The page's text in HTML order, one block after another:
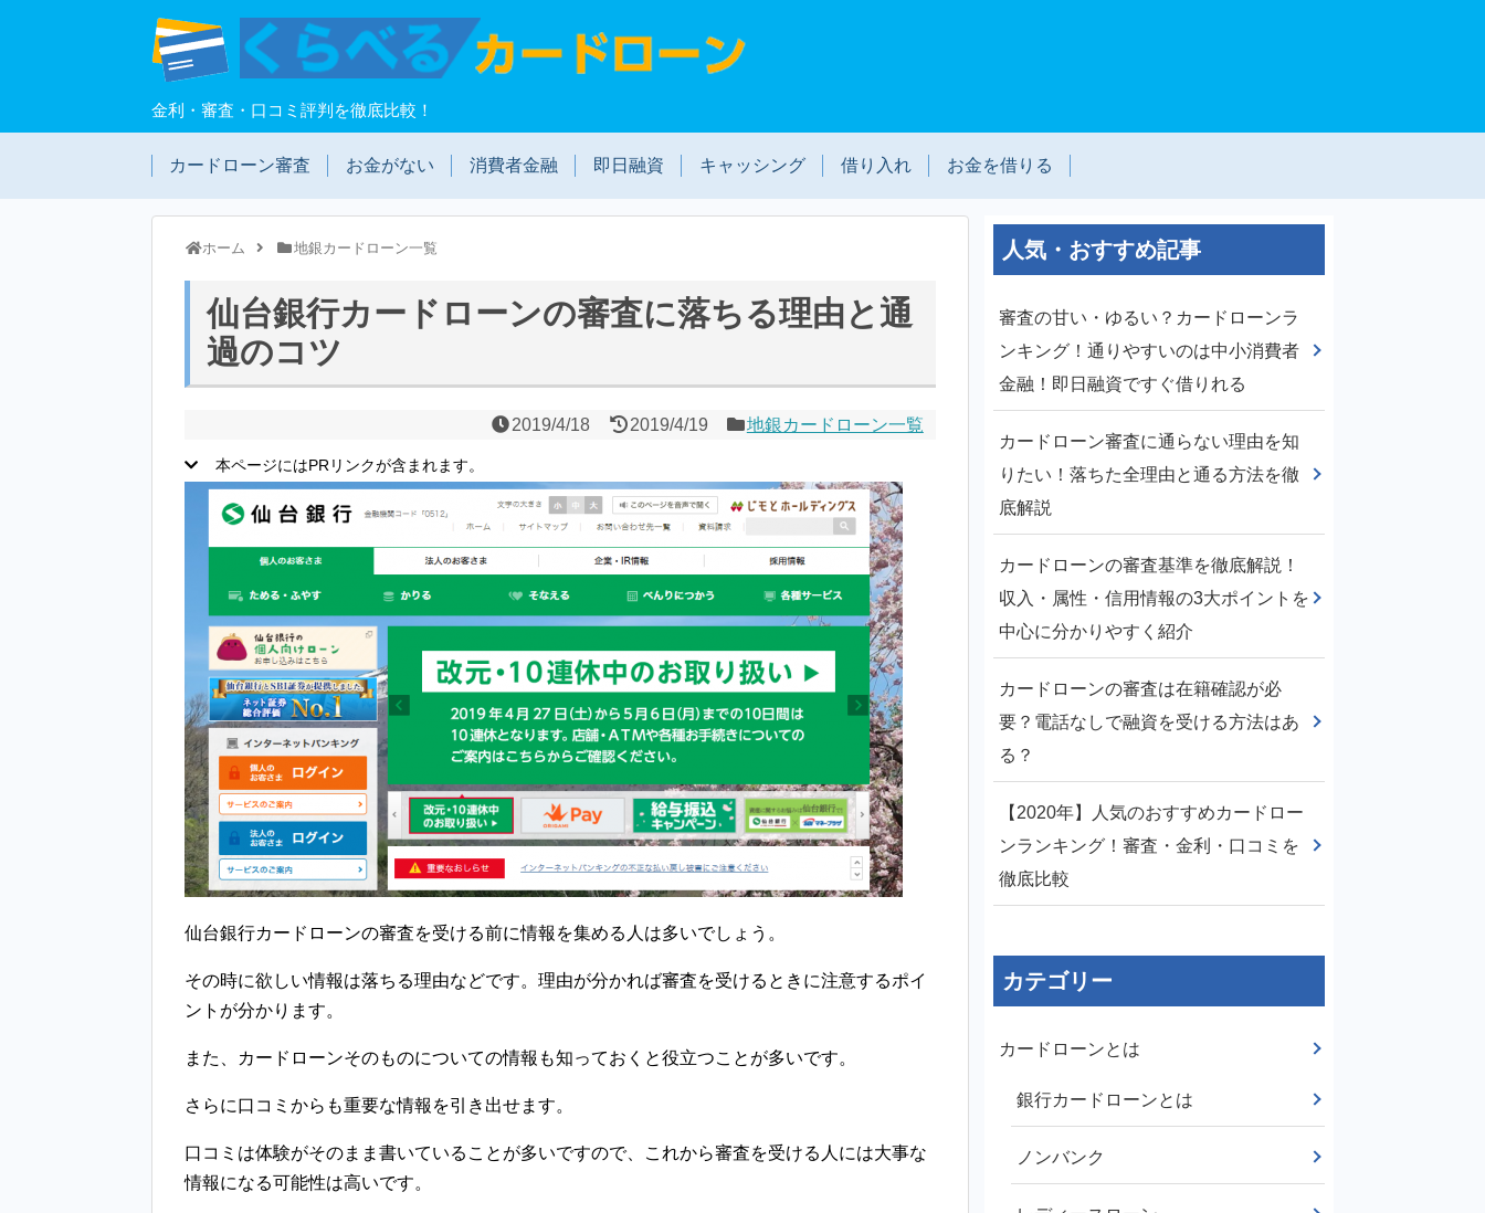
金利・審査・口コミ評判を徹底比較！
カードローン審査 お金がない 消費者金融 即日融資 キャッシング 借り入れ お金を借りる
ホーム 地銀カードローン一覧
仙台銀行カードローンの審査に落ちる理由と通
過のコツ
2019/4/18 2019/4/19 地銀カードローン一覧
本ページにはPRリンクが含まれます。
仙台銀行カードローンの審査を受ける前に情報を集める人は多いでしょう。
その時に欲しい情報は落ちる理由などです。理由が分かれば審査を受けるときに注意するポイ
ントが分かります。
また、カードローンそのものについての情報も知っておくと役立つことが多いです。
さらに口コミからも重要な情報を引き出せます。
口コミは体験がそのまま書いていることが多いですので、これから審査を受ける人には大事な
情報になる可能性は高いです。
人気・おすすめ記事
審査の甘い・ゆるい？カードローンラ
ンキング！通りやすいのは中小消費者
金融！即日融資ですぐ借りれる
カードローン審査に通らない理由を知
りたい！落ちた全理由と通る方法を徹
底解説
カードローンの審査基準を徹底解説！
収入・属性・信用情報の3大ポイントを
中心に分かりやすく紹介
カードローンの審査は在籍確認が必
要？電話なしで融資を受ける方法はあ
る？
【2020年】人気のおすすめカードロー
ンランキング！審査・金利・口コミを
徹底比較
カテゴリー
カードローンとは
銀行カードローンとは
ノンバンク